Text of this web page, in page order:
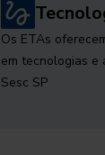
Os ETAs
em tecnologias e
Sesc SP